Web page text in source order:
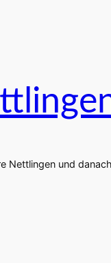
Nettlingen und danach